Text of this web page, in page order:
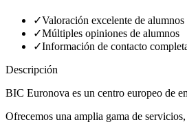
✓Valoración excelente de alumnos
✓Múltiples opiniones de alumnos
✓Información de contacto
Descripción
BIC Euronova es un centro europeo de
Ofrecemos una amplia gama de